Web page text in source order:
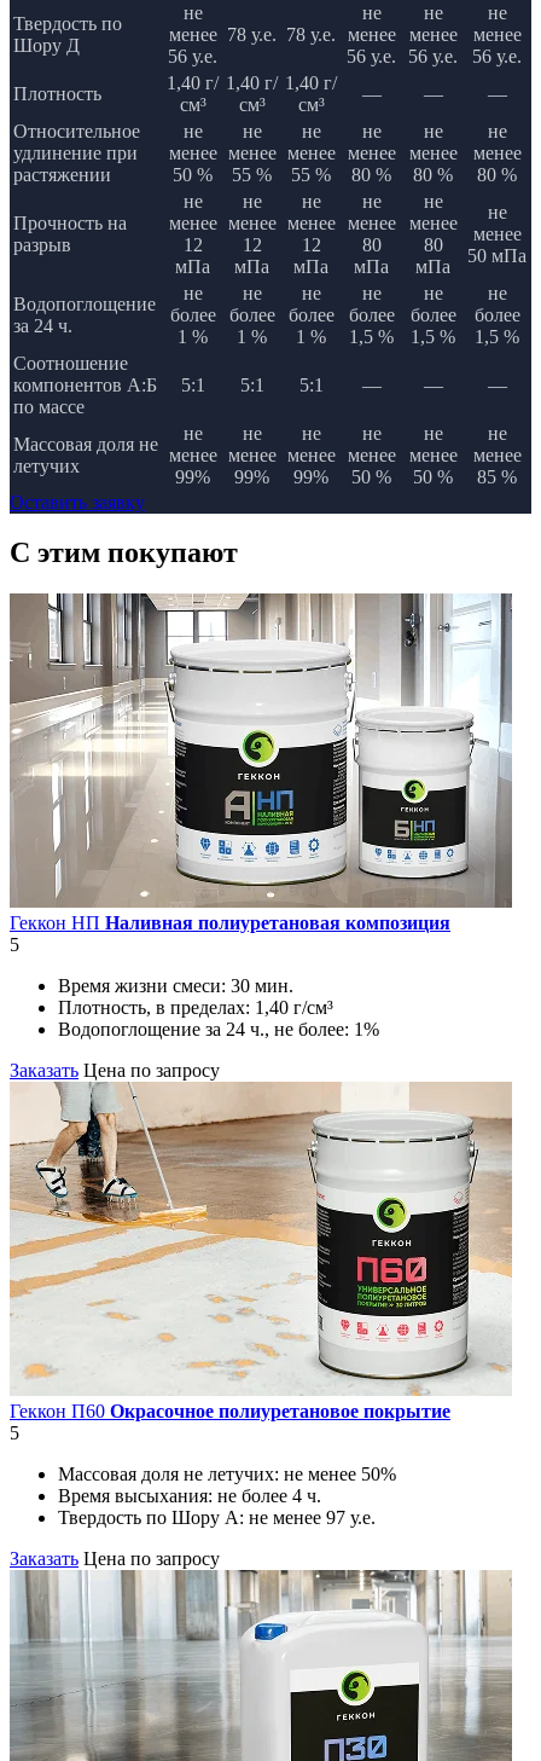
Твердость по
Шору Д
не
менее
56 у.е.
78 у.е. 78 у.е.
не
менее
56 у.е.
не
менее
56 у.е.
не
менее
56 у.е.
Плотность
1,40 г/
см³
1,40 г/
см³
1,40 г/
см³
— —
—
Относительное
удлинение при
растяжении
не
менее
50 %
не
менее
55 %
не
менее
55 %
не
менее
80 %
не
менее
80 %
не
менее
80 %
Прочность на
разрыв
не
менее
12
мПа
не
менее
12
мПа
не
менее
12
мПа
не
менее
80
мПа
не
менее
80
мПа
не
менее
50 мПа
Водопоглощение
за 24 ч.
не
более
1 %
не
более
1 %
не
более
1 %
не
более
1,5 %
не
более
1,5 %
не
более
1,5 %
Соотношение
компонентов А:Б
по массе
5:1 5:1 5:1 — — —
Массовая доля не
летучих
не
менее
99%
не
менее
99%
не
менее
99%
не
менее
50 %
не
менее
50 %
не
менее
85 %
Оставить заявку
C этим покупают
Геккон НП Наливная полиуретановая композиция
5
Время жизни смеси: 30 мин.
Плотность, в пределах: 1,40 г/см³
Водопоглощение за 24 ч., не более: 1%
Заказать Цена по запросу
Геккон П60 Окрасочное полиуретановое покрытие
5
Массовая доля не летучих: не менее 50%
Время высыхания: не более 4 ч.
Твердость по Шору А: не менее 97 у.е.
Заказать Цена по запросу